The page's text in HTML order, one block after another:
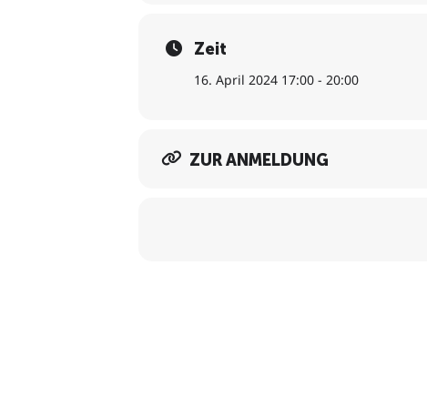
Zeit
16. April 2024 17:00 - 20:00
ZUR ANMELDUNG